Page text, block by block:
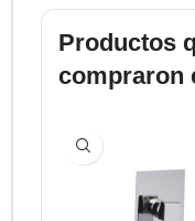
Productos
compraron